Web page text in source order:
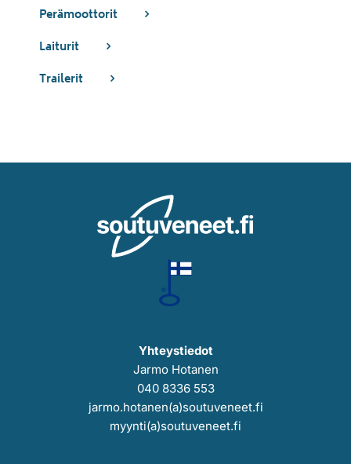
Perämoottorit
Laiturit
Trailerit
Yhteystiedot
Jarmo Hotanen
040 8336 553
jarmo.hotanen(a)soutuveneet.fi
myynti(a)soutuveneet.fi